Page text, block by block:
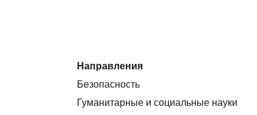
Направления
Безопасность
Гуманитарные и социальные науки